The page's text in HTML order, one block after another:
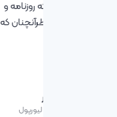
چاپگرها و متون بلکه روزنامه و
مجله در ستون و سطرآنچنان که
آلیسو بکر
دروازه بان لیورپول